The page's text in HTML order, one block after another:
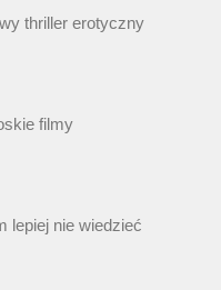
thriller erotyczny
filmy
lepiej nie wiedzieć